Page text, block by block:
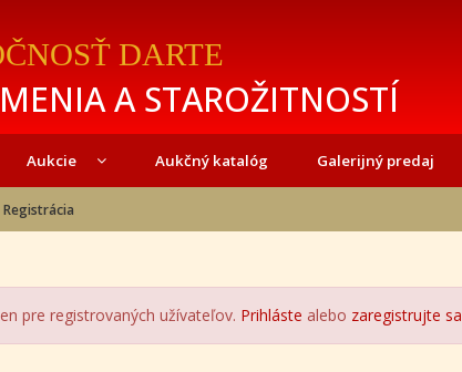
DARTE
A STAROŽITNOSTÍ
Aukcie Aukčný katalóg Galerijný predaj
Registrácia
pre registrovaných užívateľov. Prihláste alebo zaregistrujte sa